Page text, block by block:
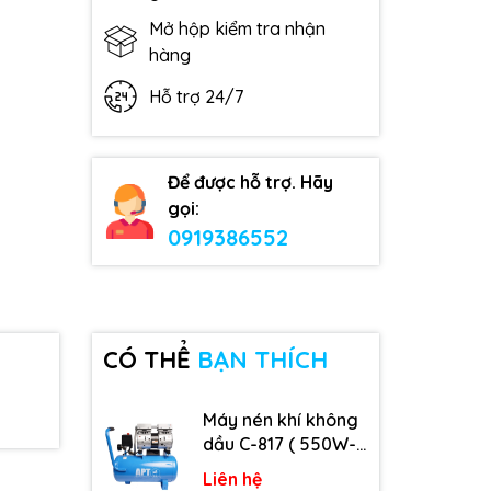
Mở hộp kiểm tra nhận
hàng
Hỗ trợ 24/7
Để được hỗ trợ. Hãy
gọi:
0919386552
CÓ THỂ BẠN THÍCH
Máy nén khí không
dầu C-817 ( 550W-
9L )
Liên hệ